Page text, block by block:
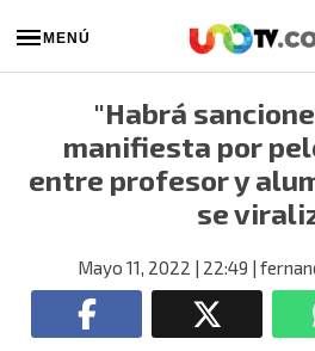
MENÚ
"Habrá
manifiesta por
entre profesor y
se
Mayo 11, 2022 | 22:49 |